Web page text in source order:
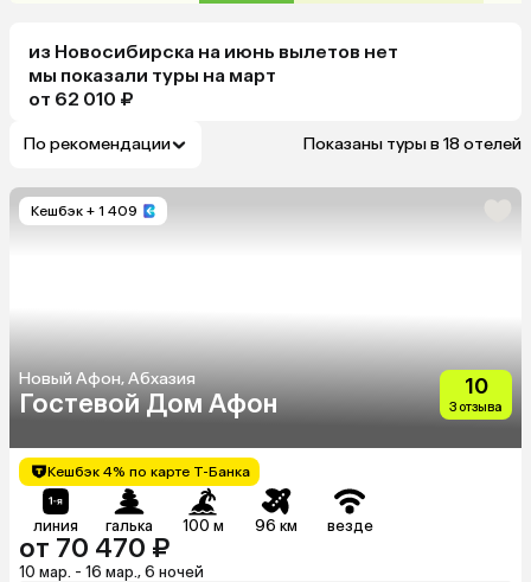
из Новосибирска на июнь вылетов нет
мы показали туры на март
от 62 010 ₽
По рекомендации Показаны туры в 18 отелей
Кешбэк + 1 409
Новый Афон, Абхазия
Гостевой Дом Афон
10
3 отзыва
Кешбэк 4% по карте Т-Банка
линия галька 100 м 96 км везде
от 70 470 ₽
10 мар. - 16 мар., 6 ночей